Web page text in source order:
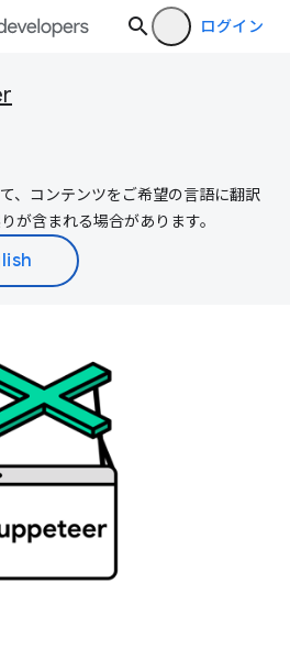
ログイン
、コンテンツをご希望の言語に翻訳
が含まれる場合があります。